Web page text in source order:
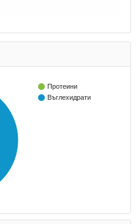
Протеини
Въглехидрати